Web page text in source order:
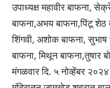
उपाध्यक्ष महावीर बाफना,
बाफना,अभय बाफना,पिंटू शेठ
शिंगवी, अशोक बाफना,
बाफना, मिथून बाफना,तुषार
मंगळवार दि. ५ नोव्हेंबर २०२४